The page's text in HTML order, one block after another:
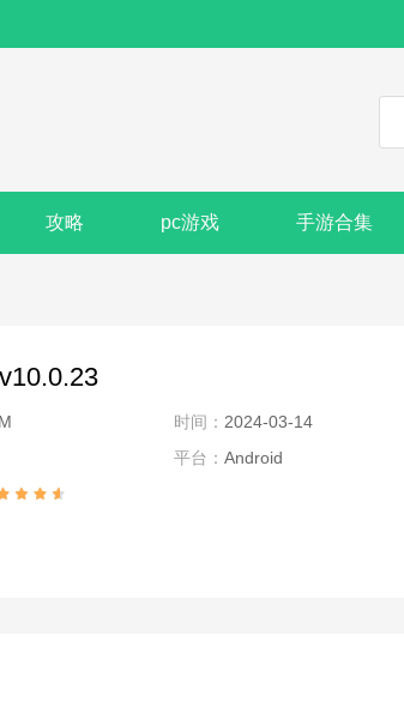
攻略 pc游戏 手游合集
时间： 2024-03-14
平台： Android